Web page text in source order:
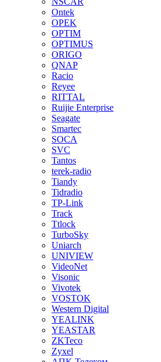
Ontek
OPEK
OPTIM
OPTIMUS
ORIGO
QNAP
Racio
Reyee
RITTAL
Ruijie Enterprise
Seagate
Smartec
SOCA
SVC
Tantos
terek-radio
Tiandy
Tidradio
TP-Link
Track
Ttlock
TurboSky
Uniarch
UNIVIEW
VideoNet
Visonic
Vivotek
VOSTOK
Western Digital
YEALINK
YEASTAR
ZKTeco
Zyxel